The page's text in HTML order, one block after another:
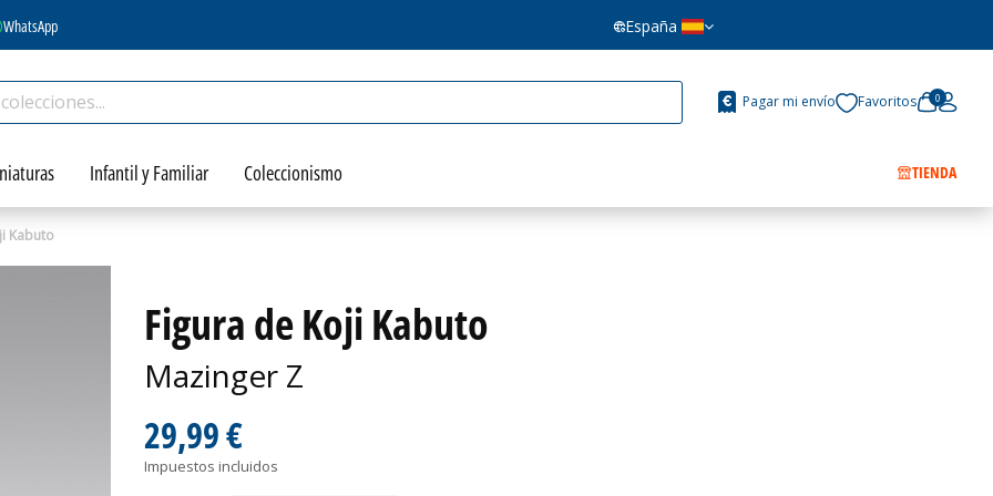
WhatsApp España
Pagar mi envío Favoritos 0
Infantil y Familiar Coleccionismo TIENDA
Kabuto
Figura de Koji Kabuto
Mazinger Z
29,99 €
Impuestos incluidos